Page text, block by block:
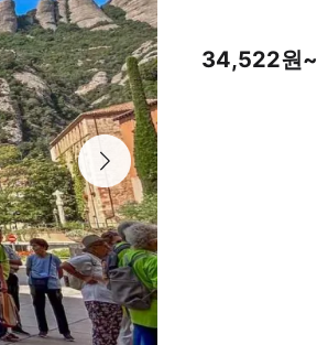
34,522원~